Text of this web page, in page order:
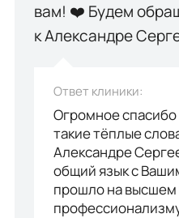
вам! ❤️ Будем
к Александре
Ответ клиники:
Огромное спасибо
такие тёплые
Александре
общий язык с
прошло на высшем